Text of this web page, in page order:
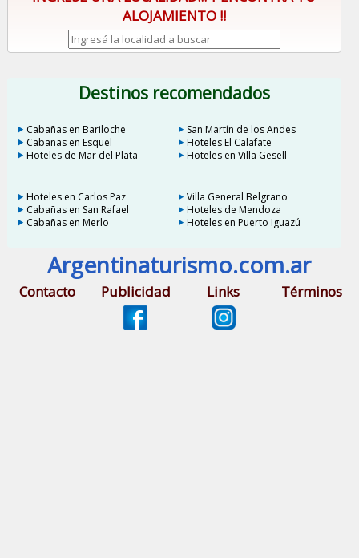
ALOJAMIENTO !!
Destinos recomendados
Cabañas en Bariloche
San Martín de los Andes
Cabañas en Esquel
Hoteles El Calafate
Hoteles de Mar del Plata
Hoteles en Villa Gesell
Hoteles en Carlos Paz
Villa General Belgrano
Cabañas en San Rafael
Hoteles de Mendoza
Cabañas en Merlo
Hoteles en Puerto Iguazú
Argentinaturismo.com.ar
Contacto Publicidad Links Términos